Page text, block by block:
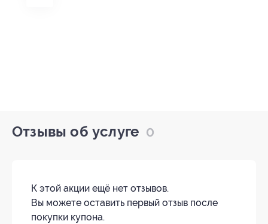
Отзывы об услуге 0
К этой акции ещё нет отзывов.
Вы можете оставить первый отзыв после
покупки купона.